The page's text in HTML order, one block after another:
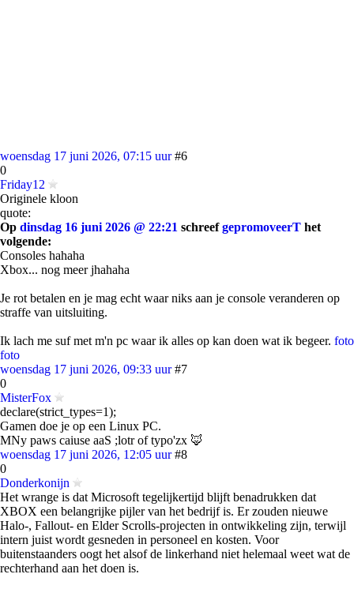
woensdag 17 juni 2026, 07:15 uur #6
0
Friday12
Originele kloon
quote:
Op dinsdag 16 juni 2026 @ 22:21 schreefgepromoveerT het
volgende:
Consoles hahaha
Xbox... nog meer jhahaha
Je rot betalen en je mag echt waar niks aan je console veranderen op
straffe van uitsluiting.
Ik lach me suf met m'n pc waar ik alles op kan doen wat ik begeer. foto
foto
woensdag 17 juni 2026, 09:33 uur #7
0
MisterFox
declare(strict_types=1);
Gamen doe je op een Linux PC.
MNy paws caiuse aaS ;lotr of typo'zx 🦊
woensdag 17 juni 2026, 12:05 uur #8
0
Donderkonijn
Het wrange is dat Microsoft tegelijkertijd blijft benadrukken dat
XBOX een belangrijke pijler van het bedrijf is. Er zouden nieuwe
Halo-, Fallout- en Elder Scrolls-projecten in ontwikkeling zijn, terwijl
intern juist wordt gesneden in personeel en kosten. Voor
buitenstaanders oogt het alsof de linkerhand niet helemaal weet wat de
rechterhand aan het doen is.